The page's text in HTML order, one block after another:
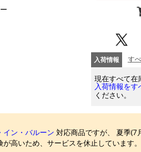
入荷情報 す
現在すべて在
入荷情報をす
ください。
イン・バルーン 対応商品ですが、 夏季(7
高いため、サービスを休止しています。